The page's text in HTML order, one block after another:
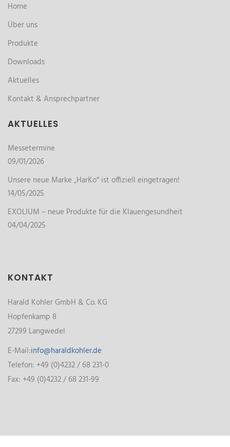
Home
Über uns
Produkte
Downloads
Aktuelles
Kontakt & Ansprechpartner
AKTUELLES
Messetermine
09/01/2026
Unsere neue Marke „HarKo“ ist offiziell eingetragen!
14/05/2025
EXOLIUM – neue Produkte für die Klauengesundheit
04/04/2025
KONTAKT
Harald Kohler GmbH & Co. KG
Hopfenkamp 8
27299 Langwedel
E-Mail:info@haraldkohler.de
Telefon: +49 (0)4232 / 68 231-0
Fax: +49 (0)4232 / 68 231-99